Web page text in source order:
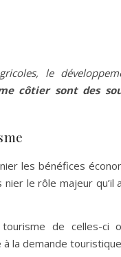
le
côtier sont des
les bénéfices
le rôle majeur
de celles-ci
la demande